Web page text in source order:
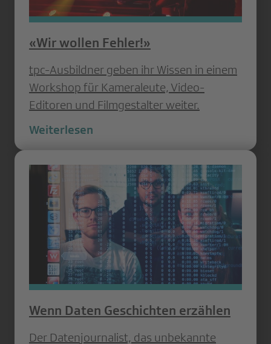
«Wir wollen Fehler!»
tpc-Ausbildner geben ihr Wissen in einem
Workshop für Kameraleute, Video-
Editoren und Filmgestalter weiter.
Weiterlesen
Wenn Daten Geschichten erzählen
Der Datenjournalist, das unbekannte